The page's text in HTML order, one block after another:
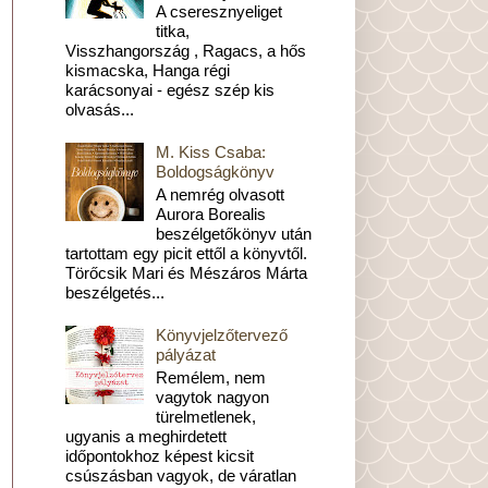
A cseresznyeliget
titka,
Visszhangország , Ragacs, a hős
kismacska, Hanga régi
karácsonyai - egész szép kis
olvasás...
M. Kiss Csaba:
Boldogságkönyv
A nemrég olvasott
Aurora Borealis
beszélgetőkönyv után
tartottam egy picit ettől a könyvtől.
Törőcsik Mari és Mészáros Márta
beszélgetés...
Könyvjelzőtervező
pályázat
Remélem, nem
vagytok nagyon
türelmetlenek,
ugyanis a meghirdetett
időpontokhoz képest kicsit
csúszásban vagyok, de váratlan